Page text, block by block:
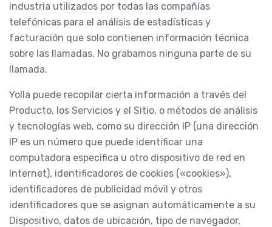
industria utilizados por todas las compañías
telefónicas para el análisis de estadísticas y
facturación que solo contienen información técnica
sobre las llamadas. No grabamos ninguna parte de su
llamada.
Yolla puede recopilar cierta información a través del
Producto, los Servicios y el Sitio, o métodos de análisis
y tecnologías web, como su dirección IP (una dirección
IP es un número que puede identificar una
computadora específica u otro dispositivo de red en
Internet), identificadores de cookies («cookies»),
identificadores de publicidad móvil y otros
identificadores que se asignan automáticamente a su
Dispositivo, datos de ubicación, tipo de navegador,